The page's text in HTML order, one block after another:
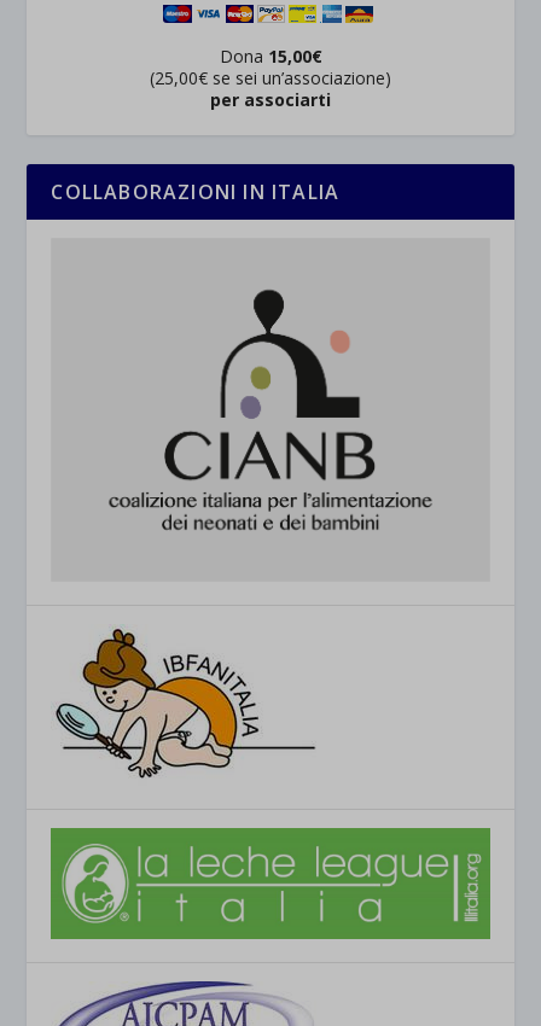
Dona 15,00€
(25,00€ se sei un’associazione)
per associarti
COLLABORAZIONI IN ITALIA